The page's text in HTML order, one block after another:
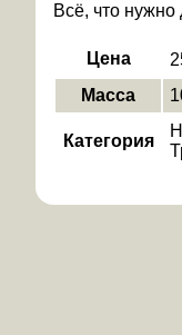
Всё, что нужно
Цена
Масса
Категория